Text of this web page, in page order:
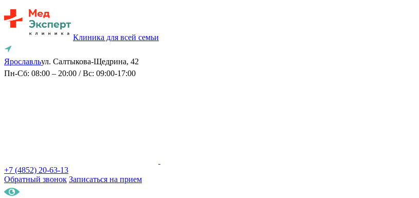
Клиника для всей семьи
Ярославльул. Салтыкова-Щедрина, 42
Пн-Сб: 08:00 – 20:00 / Вс: 09:00-17:00
+7 (4852) 20-63-13
Обратный звонок Записаться на прием